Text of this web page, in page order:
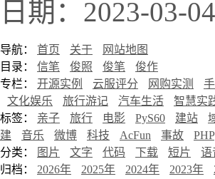
日期：2023-03-04
导航： 首页 关于
网站地图
目录： 信笔 俊照 俊笔
俊作
专栏： 开源实例 云服评分 网购实测
文化娱乐
旅行游记 汽车生活 智慧实
标签： 亲子 旅行 电影 PyS60 建站
建
音乐 微博 科技 AcFun 事故 PHP
分类：
图片 文字 代码 下载 短片
语
归档： 2026年 2025年 2024年 2023年